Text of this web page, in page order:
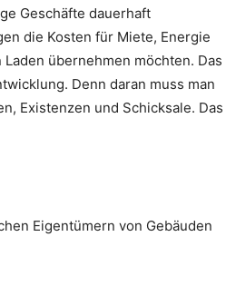
Geschäfte dauerhaft
die Kosten für Miete, Energie
übernehmen möchten. Das
Denn daran muss man
Existenzen und Schicksale. Das
Eigentümern von Gebäuden